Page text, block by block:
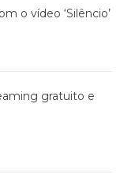
o vídeo ‘Silêncio’
gratuito e